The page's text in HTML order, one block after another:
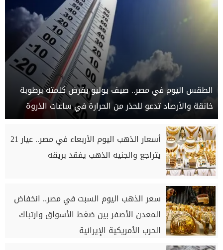
الطقس اليوم في مصر.. صيف يوليو يفرض كلمته برطوبة
خانقة والأرصاد تدعو للحذر من الحرارة في ساعات الذروة
أسعار الذهب اليوم الأربعاء في مصر.. عيار 21
يتراجع والجنيه الذهب يفقد بريقه
سعر الذهب اليوم السبت في مصر.. انخفاض
المعدن الأصفر بين ضغط الأسواق وارتباك
الحرب الأمريكية الإيرانية